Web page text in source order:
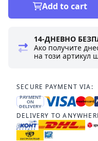
Add to cart
14-ДНЕВНО
Ако получите
на този артикул
SECURE PAYMENT VIA:
PAYMENT
ON
DELIVERY
DELIVERY TO